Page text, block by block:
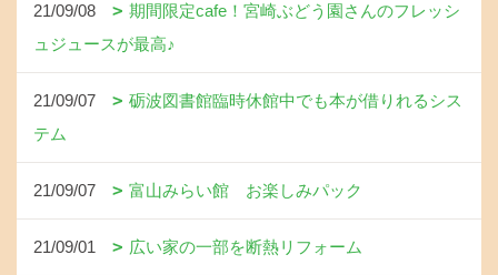
21/09/08
期間限定cafe！宮崎ぶどう園さんのフレッシ
ュジュースが最高♪
21/09/07
砺波図書館臨時休館中でも本が借りれるシス
テム
21/09/07 富山みらい館 お楽しみパック
21/09/01 広い家の一部を断熱リフォーム